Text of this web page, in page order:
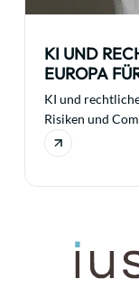
KI UND
EUROPA
KI und
Risiken und
künstliche